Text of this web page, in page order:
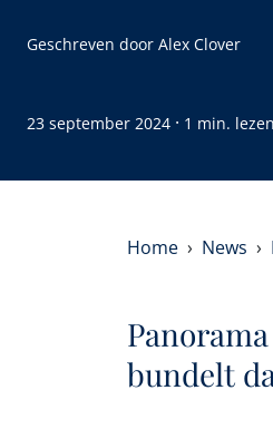
Geschreven door Alex Clover
23 september 2024 · 1 min. lezen
Home News
bundelt